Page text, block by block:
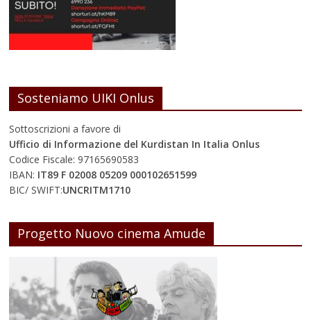
Sosteniamo UIKI Onlus
Sottoscrizioni a favore di
Ufficio di Informazione del Kurdistan In Italia Onlus
Codice Fiscale: 97165690583
IBAN: IT89 F 02008 05209 000102651599
BIC/ SWIFT:UNCRITM1710
Progetto Nuovo cinema Amude